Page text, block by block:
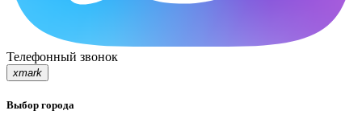
Телефонный звонок
xmark
Выбор города